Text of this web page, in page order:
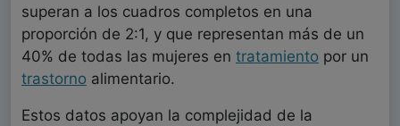
superan a los cuadros completos en una
proporción de 2:1, y que representan más de un
40% de todas las mujeres en tratamiento por un
trastorno alimentario.
Estos datos apoyan la complejidad de la